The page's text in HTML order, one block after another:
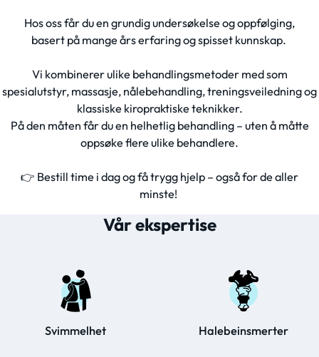
Hos oss får du en grundig undersøkelse og oppfølging,
basert på mange års erfaring og spisset kunnskap.
Vi kombinerer ulike behandlingsmetoder med som
spesialutstyr, massasje, nålebehandling, treningsveiledning og
klassiske kiropraktiske teknikker.
På den måten får du en helhetlig behandling – uten å måtte
oppsøke flere ulike behandlere.
👉 Bestill time i dag og få trygg hjelp – også for de aller
minste!
Vår ekspertise
Svimmelhet Halebeinsmerter